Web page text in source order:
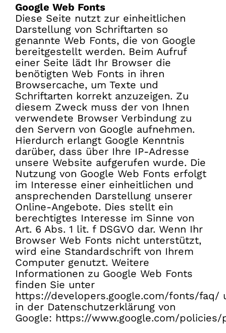
Google Web Fonts
Diese Seite nutzt zur einheitlichen
Darstellung von Schriftarten so
genannte Web Fonts, die von Google
bereitgestellt werden. Beim Aufruf
einer Seite lädt Ihr Browser die
benötigten Web Fonts in ihren
Browsercache, um Texte und
Schriftarten korrekt anzuzeigen. Zu
diesem Zweck muss der von Ihnen
verwendete Browser Verbindung zu
den Servern von Google aufnehmen.
Hierdurch erlangt Google Kenntnis
darüber, dass über Ihre IP-Adresse
unsere Website aufgerufen wurde. Die
Nutzung von Google Web Fonts erfolgt
im Interesse einer einheitlichen und
ansprechenden Darstellung unserer
Online-Angebote. Dies stellt ein
berechtigtes Interesse im Sinne von
Art. 6 Abs. 1 lit. f DSGVO dar. Wenn Ihr
Browser Web Fonts nicht unterstützt,
wird eine Standardschrift von Ihrem
Computer genutzt. Weitere
Informationen zu Google Web Fonts
finden Sie unter
https://developers.google.com/fonts/faq/
in der Datenschutzerklärung von
Google: https://www.google.com/policies/